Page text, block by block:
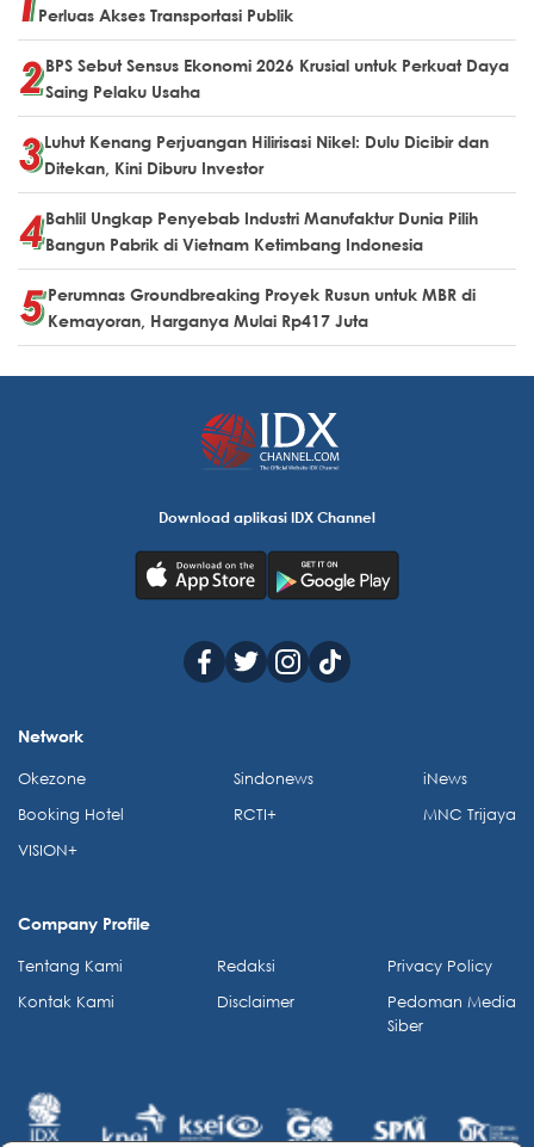
Perluas Akses Transportasi Publik
BPS Sebut Sensus Ekonomi 2026 Krusial untuk Perkuat Daya
Saing Pelaku Usaha
Luhut Kenang Perjuangan Hilirisasi Nikel: Dulu Dicibir dan
Ditekan, Kini Diburu Investor
Bahlil Ungkap Penyebab Industri Manufaktur Dunia Pilih
Bangun Pabrik di Vietnam Ketimbang Indonesia
Perumnas Groundbreaking Proyek Rusun untuk MBR di
Kemayoran, Harganya Mulai Rp417 Juta
Download aplikasi IDX Channel
Network
Okezone
Booking Hotel
VISION+
Sindonews
RCTI+
iNews
MNC Trijaya
Company Profile
Tentang Kami
Kontak Kami
Redaksi
Disclaimer
Privacy Policy
Pedoman Media
Siber